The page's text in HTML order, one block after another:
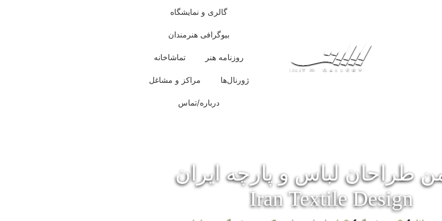
گالری و نمایشگاه
بیوگرافی هنرمندان
روزنامه هنر تماشاخانه
ژورنال‌ها مراکز و مشاغل
درباره/تماس
طراحان لباس و پارچه ایران
Iran Textile Design